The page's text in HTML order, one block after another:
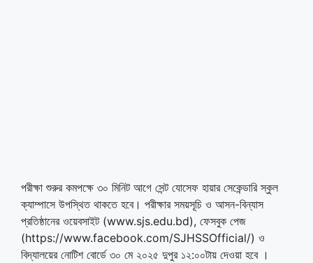
পরীক্ষা শুরুর কমপক্ষে ৩০ মিনিট আগে সেন্ট যোসেফ হায়ার সেকেন্ডারি স্কুল
ক্যাম্পাসে উপস্থিত থাকতে হবে। পরীক্ষার সময়সূচি ও আসন-বিন্যাস
প্রতিষ্ঠানের ওয়েবসাইট (www.sjs.edu.bd), ফেসবুক পেজ
(https://www.facebook.com/SJHSSOfficial/) ও
বিদ্যালয়ের নোটিশ বোর্ডে ৩০ মে ২০২৫ দুপুর ১২:০০টায় দেওয়া হবে ।